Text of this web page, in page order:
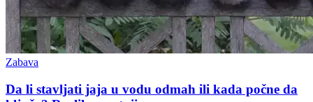
Zabava
Da li stavljati jaja u vodu odmah ili kada počne da